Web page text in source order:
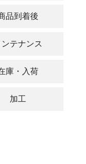
品到着後
ンテナンス
庫・入荷
加工